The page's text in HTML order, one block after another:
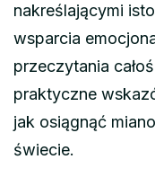
nakreślającymi
wsparcia
przeczytania
praktyczne
jak osiągnąć
świecie.